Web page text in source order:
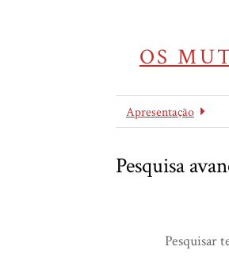
OS
Apresentação
Pesquisa
Pesquisar